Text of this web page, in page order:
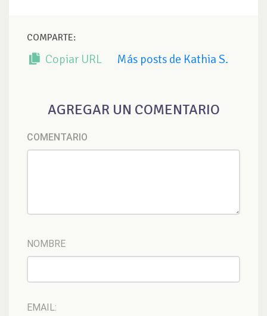
COMPARTE:
Copiar URL Más posts de Kathia S.
AGREGAR UN COMENTARIO
COMENTARIO
NOMBRE
EMAIL: